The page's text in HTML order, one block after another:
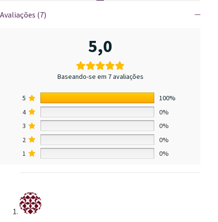
Avaliações (7)
5,0
Baseando-se em 7 avaliações
5
100%
4
0%
3
0%
2
0%
1
0%